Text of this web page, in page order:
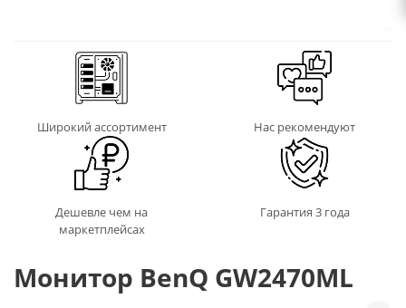
Широкий ассортимент Нас рекомендуют
Дешевле чем на
маркетплейсах
Гарантия 3 года
Монитор BenQ GW2470ML